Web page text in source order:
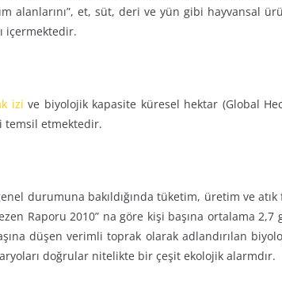
alanlarını”, et, süt, deri ve yün gibi hayvansal
içermektedir.
izi ve biyolojik kapasite küresel hektar (Global
temsil etmektedir.
durumuna bakıldığında tüketim, üretim ve
Raporu 2010” na göre kişi başına ortalama
düşen verimli toprak olarak adlandırılan
doğrular nitelikte bir çeşit ekolojik alarmdır.